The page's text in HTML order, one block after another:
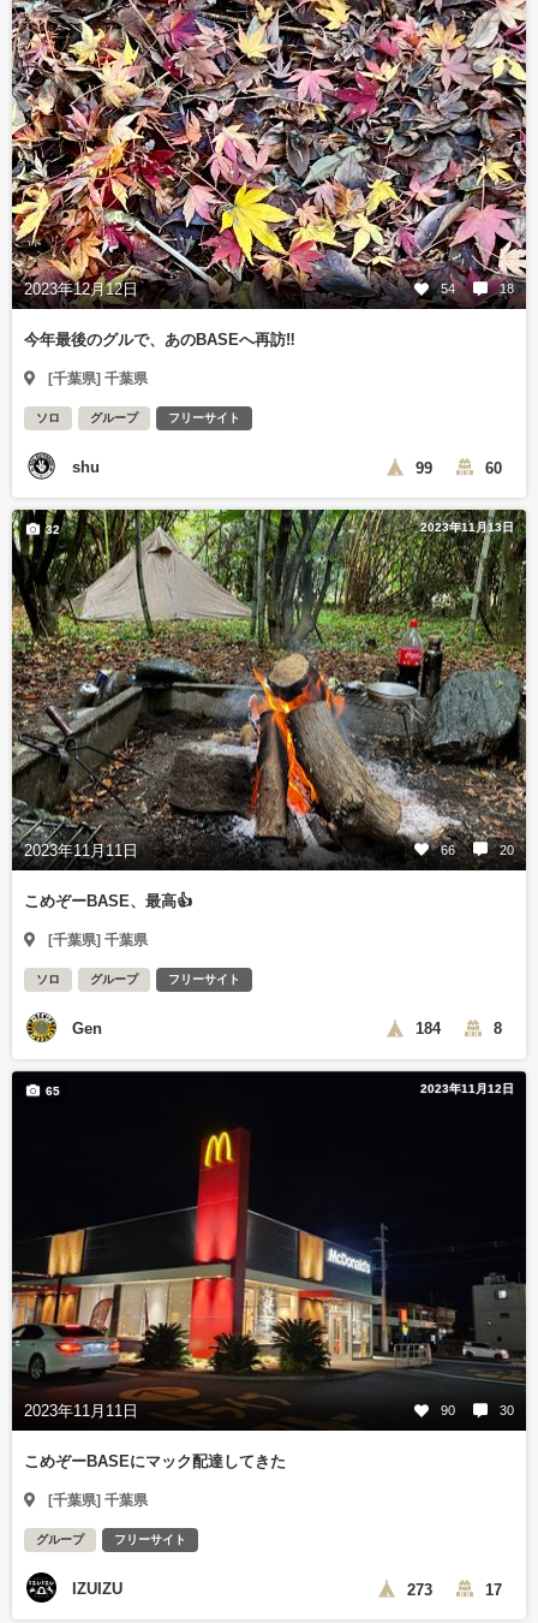
2023年12月12日 54 18
今年最後のグルで、あのBASEへ再訪‼️
[千葉県] 千葉県
ソロ グループ フリーサイト
shu 99 60
2023年11月13日
2023年11月11日 66 20
32
こめぞーBASE、最高👍
[千葉県] 千葉県
ソロ グループ フリーサイト
Gen 184 8
2023年11月12日
2023年11月11日 90 30
65
こめぞーBASEにマック配達してきた
[千葉県] 千葉県
グループ フリーサイト
IZUIZU 273 17